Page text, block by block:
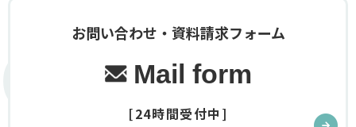
Contact
お問い合わせ・資料請求フォーム
Mail form
[24時間受付中]